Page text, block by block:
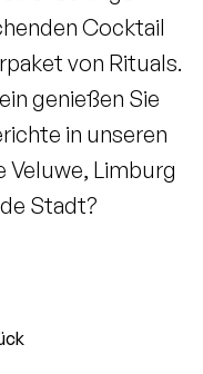
Cocktail
von Rituals.
genießen Sie
in unseren
Veluwe, Limburg
Stadt?